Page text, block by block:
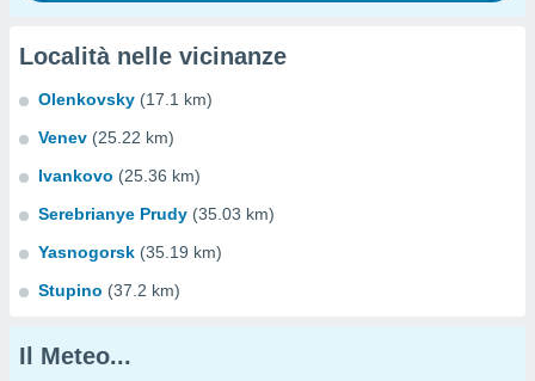
Località nelle vicinanze
Olenkovsky (17.1 km)
Venev (25.22 km)
Ivankovo (25.36 km)
Serebrianye Prudy (35.03 km)
Yasnogorsk (35.19 km)
Stupino (37.2 km)
Il Meteo...